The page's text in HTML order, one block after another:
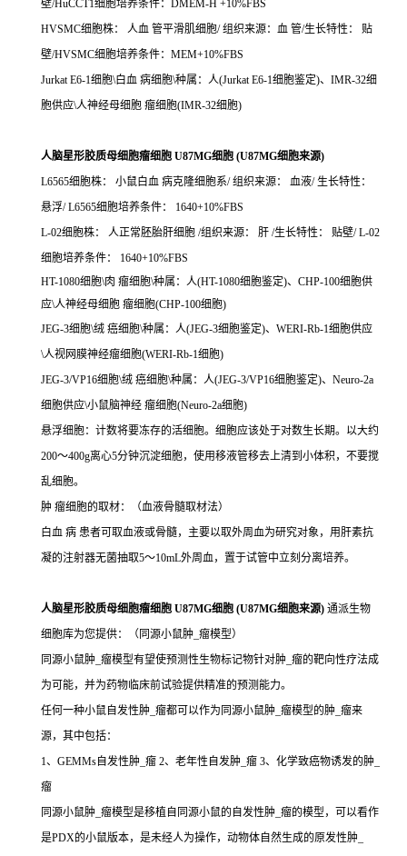
壁/HuCCT1细胞培养条件：DMEM-H +10%FBS
HVSMC细胞株： 人血 管平滑肌细胞/ 组织来源：血 管/生长特性： 贴
壁/HVSMC细胞培养条件：MEM+10%FBS
Jurkat E6-1细胞\白血 病细胞\种属：人(Jurkat E6-1细胞鉴定)、IMR-32细
胞供应\人神经母细胞 瘤细胞(IMR-32细胞)
人脑星形胶质母细胞瘤细胞 U87MG细胞 (U87MG细胞来源)
L6565细胞株： 小鼠白血 病克隆细胞系/ 组织来源： 血液/ 生长特性：
悬浮/ L6565细胞培养条件： 1640+10%FBS
L-02细胞株： 人正常胚胎肝细胞 /组织来源： 肝 /生长特性： 贴壁/ L-02
细胞培养条件： 1640+10%FBS
HT-1080细胞\肉 瘤细胞\种属：人(HT-1080细胞鉴定)、CHP-100细胞供
应\人神经母细胞 瘤细胞(CHP-100细胞)
JEG-3细胞\绒 癌细胞\种属：人(JEG-3细胞鉴定)、WERI-Rb-1细胞供应
\人视网膜神经瘤细胞(WERI-Rb-1细胞)
JEG-3/VP16细胞\绒 癌细胞\种属：人(JEG-3/VP16细胞鉴定)、Neuro-2a
细胞供应\小鼠脑神经 瘤细胞(Neuro-2a细胞)
悬浮细胞：计数将要冻存的活细胞。细胞应该处于对数生长期。以大约
200～400g离心5分钟沉淀细胞，使用移液管移去上清到小体积，不要搅
乱细胞。
肿 瘤细胞的取材：（血液骨髓取材法）
白血 病 患者可取血液或骨髓，主要以取外周血为研究对象，用肝素抗
凝的注射器无菌抽取5～10mL外周血，置于试管中立刻分离培养。
人脑星形胶质母细胞瘤细胞 U87MG细胞 (U87MG细胞来源) 通派生物
细胞库为您提供：（同源小鼠肿_瘤模型）
同源小鼠肿_瘤模型有望使预测性生物标记物针对肿_瘤的靶向性疗法成
为可能，并为药物临床前试验提供精准的预测能力。
任何一种小鼠自发性肿_瘤都可以作为同源小鼠肿_瘤模型的肿_瘤来
源，其中包括：
1、GEMMs自发性肿_瘤 2、老年性自发肿_瘤 3、化学致癌物诱发的肿_
瘤
同源小鼠肿_瘤模型是移植自同源小鼠的自发性肿_瘤的模型，可以看作
是PDX的小鼠版本，是未经人为操作，动物体自然生成的原发性肿_